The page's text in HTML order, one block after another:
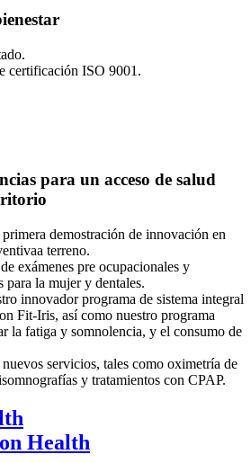
certificación ISO 9001.
para un acceso de salud
demostración de innovación en
terreno.
exámenes pre ocupacionales y
la mujer y dentales.
innovador programa de sistema integral
Fit-Iris, así como nuestro programa
la fatiga y somnolencia, y el consumo de
servicios, tales como oximetría de
y tratamientos con CPAP.